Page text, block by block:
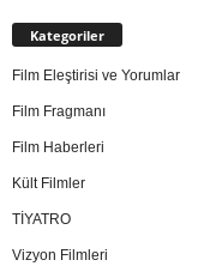
Kategoriler
Film Eleştirisi ve Yorumlar
Film Fragmanı
Film Haberleri
Kült Filmler
TİYATRO
Vizyon Filmleri